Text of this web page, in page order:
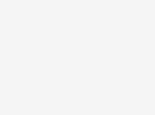
en context
baby’s onder de 6 maanden